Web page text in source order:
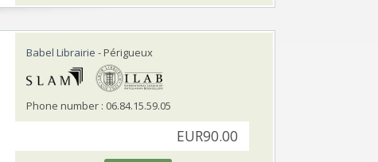
Babel Librairie - Périgueux
Phone number : 06.84.15.59.05
EUR90.00